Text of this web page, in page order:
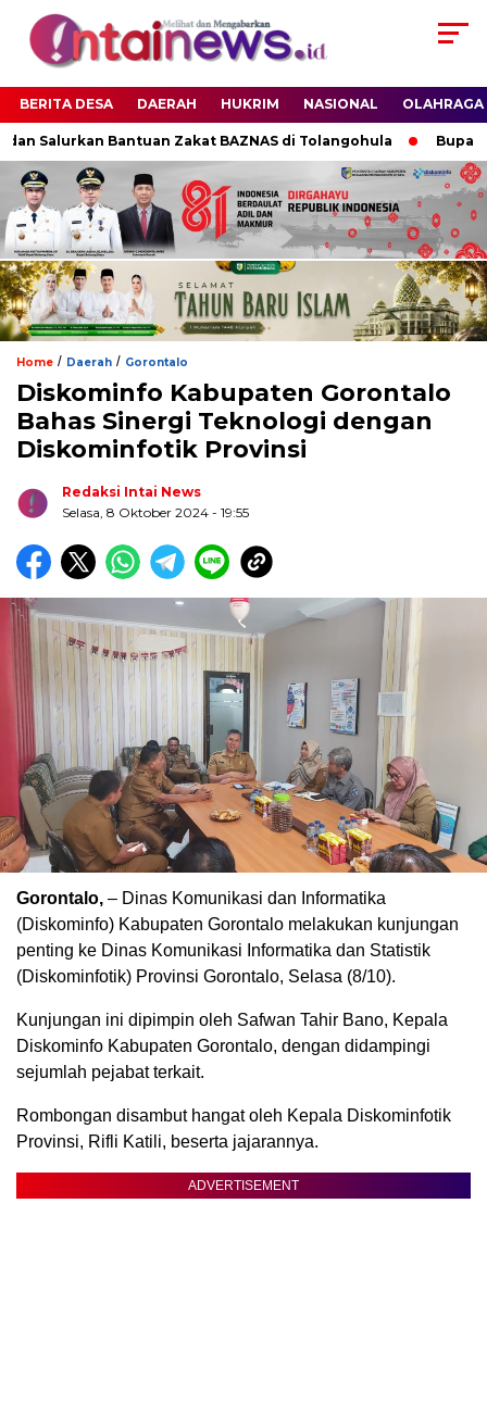
BERITA DESA DAERAH HUKRIM NASIONAL OLAHRAGA
Salurkan Bantuan Zakat BAZNAS di Tolangohula Bupati
Home / Daerah / Gorontalo
Diskominfo Kabupaten Gorontalo
Bahas Sinergi Teknologi dengan
Diskominfotik Provinsi
Redaksi Intai News
Selasa, 8 Oktober 2024 - 19:55
Gorontalo, – Dinas Komunikasi dan Informatika
(Diskominfo) Kabupaten Gorontalo melakukan kunjungan
penting ke Dinas Komunikasi Informatika dan Statistik
(Diskominfotik) Provinsi Gorontalo, Selasa (8/10).
Kunjungan ini dipimpin oleh Safwan Tahir Bano, Kepala
Diskominfo Kabupaten Gorontalo, dengan didampingi
sejumlah pejabat terkait.
Rombongan disambut hangat oleh Kepala Diskominfotik
Provinsi, Rifli Katili, beserta jajarannya.
ADVERTISEMENT
Biru Kuning Geometris Modern Rekrutmen Staf
Kantor Poster Horizontal